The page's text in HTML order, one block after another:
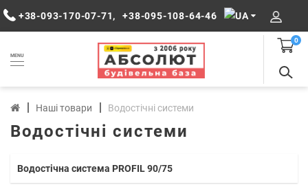
+38-093-170-07-71, +38-095-108-64-46
MENU
0
Наші товари Водостічні системи
Водостічні системи
Водостічна система PROFIL 90/75